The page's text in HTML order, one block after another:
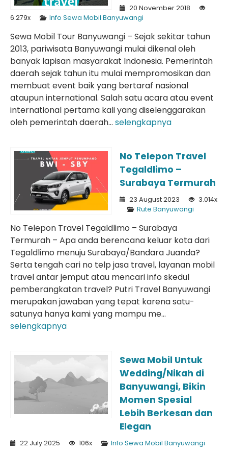
20 November 2018
6.279x
Info Sewa Mobil Banyuwangi
Sewa Mobil Tour Banyuwangi – Sejak sekitar tahun
2013, pariwisata Banyuwangi mulai dikenal oleh
banyak lapisan masyarakat Indonesia. Pemerintah
daerah sejak tahun itu mulai mempromosikan dan
membuat event baik yang bertaraf nasional
ataupun international. Salah satu acara atau event
international pertama kali yang diselenggarakan
oleh pemerintah daerah... selengkapnya
No Telepon Travel
Tegaldlimo –
Surabaya Termurah
23 August 2023
3.014x
Rute Banyuwangi
No Telepon Travel Tegaldlimo – Surabaya
Termurah – Apa anda berencana keluar kota dari
Tegaldlimo menuju Surabaya/Bandara Juanda?
Serta tengah cari no telp jasa travel, layanan mobil
travel antar jemput atau mencari info skedul
pemberangkatan travel? Putri Travel Banyuwangi
merupakan jawaban yang tepat karena satu-
satunya hanya kami yang mampu me...
selengkapnya
Sewa Mobil Untuk
Wedding/Nikah di
Banyuwangi, Bikin
Momen Spesial
Lebih Berkesan dan
Elegan
22 July 2025 106x Info Sewa Mobil Banyuwangi